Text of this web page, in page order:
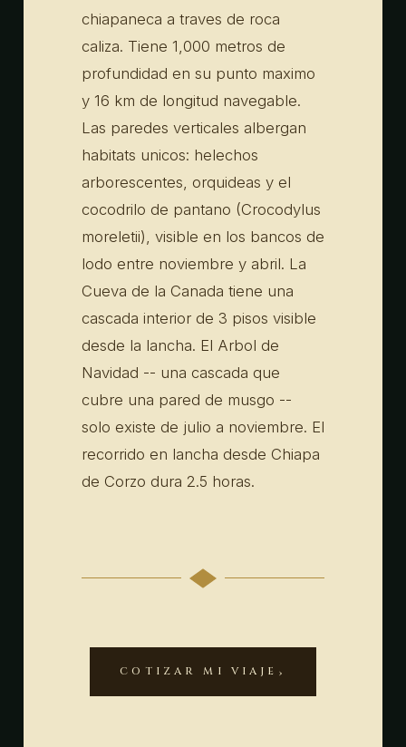
chiapaneca a traves de roca
caliza. Tiene 1,000 metros de
profundidad en su punto maximo
y 16 km de longitud navegable.
Las paredes verticales albergan
habitats unicos: helechos
arborescentes, orquideas y el
cocodrilo de pantano (Crocodylus
moreletii), visible en los bancos de
lodo entre noviembre y abril. La
Cueva de la Canada tiene una
cascada interior de 3 pisos visible
desde la lancha. El Arbol de
Navidad -- una cascada que
cubre una pared de musgo --
solo existe de julio a noviembre. El
recorrido en lancha desde Chiapa
de Corzo dura 2.5 horas.
COTIZAR MI VIAJE